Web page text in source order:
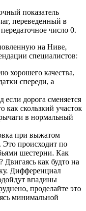
показатель
переведенный в
число 0.
на Ниве,
специалистов:
хорошего качества,
спереди, а
дорога сменяется
как скользкий участок
в нормальный
при выжатом
Это происходит по
шестерни. Как
Двигаясь как будто на
Дифференциал
впадины
проделайте это
минимальной